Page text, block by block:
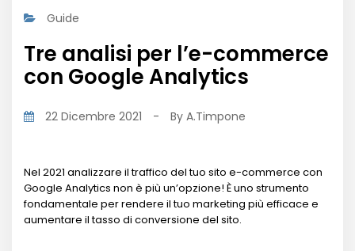
Guide
Tre analisi per l’e-commerce
con Google Analytics
22 Dicembre 2021 - By A.timpone
Nel 2021 analizzare il traffico del tuo sito e-commerce con
Google Analytics non è più un’opzione! È uno strumento
fondamentale per rendere il tuo marketing più efficace e
aumentare il tasso di conversione del sito.